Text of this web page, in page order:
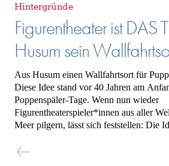
Hintergründe
Figurentheater ist DAS
Husum sein
Aus Husum einen Wallfahrtsort für
Diese Idee stand vor 40 Jahren am
Poppenspäler-Tage. Wenn nun wieder
Figurentheaterspieler*innen aus aller
Meer pilgern, lässt sich feststellen: Die